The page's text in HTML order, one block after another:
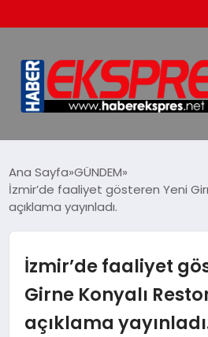
EKONOMİ
SİYASET
SPOR
Ana Sayfa GÜNDEM
İzmir’de faaliyet gösteren Yeni
açıklama yayınladı.
İzmir’de faaliyet
Girne Konyalı
açıklama